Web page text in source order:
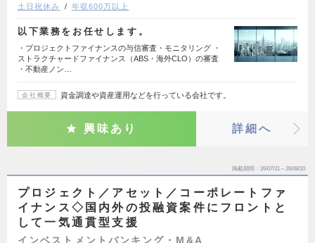
土日祝休み
年収600万以上
以下業務をお任せします。
・プロジェクトファイナンスの与信審査・モニタリング ・
ストラクチャードファイナンス（ABS・海外CLO）の審査
・不動産ノン…
会社概要 資金調達や資産運用などを行っている会社です。
興味あり 詳細へ
掲載期間 26/07/31～26/08/20
プロジェクト／アセット／コーポレートファ
イナンス◇国内外の投融資案件にフロントと
して一気通貫型支援
インベストメントバンキング・M&A